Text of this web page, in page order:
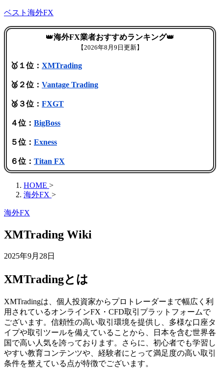
ベスト海外FX
👑海外FX業者おすすめランキング👑
【2026年8月9日更新】
🥇１位： XMTrading
🥈２位： Vantage Trading
🥉３位： FXGT
４位： BigBoss
５位： Exness
６位： Titan FX
HOME >
海外FX >
海外FX
XMTrading Wiki
2025年9月28日
XMTradingとは
XMTradingは、個人投資家からプロトレーダーまで幅広く利
用されているオンラインFX・CFD取引プラットフォームで
ございます。信頼性の高い取引環境を提供し、多様な口座タ
イプや取引ツールを備えていることから、日本を含む世界各
国で高い人気を誇っております。さらに、初心者でも学習し
やすい教育コンテンツや、経験者にとって満足度の高い取引
条件を整えている点が特徴でございます。